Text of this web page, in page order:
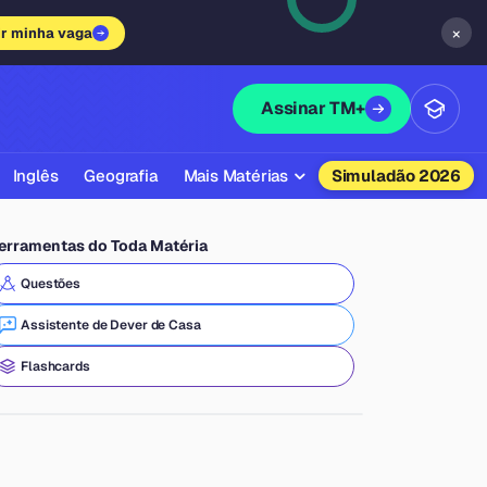
minha vaga ×
Assinar TM+
Inglês Geografia Mais Matérias
Química
Física
Filosofia
Simuladão 2026
do Toda Matéria
Questões
Assistente de Dever de Casa
Flashcards